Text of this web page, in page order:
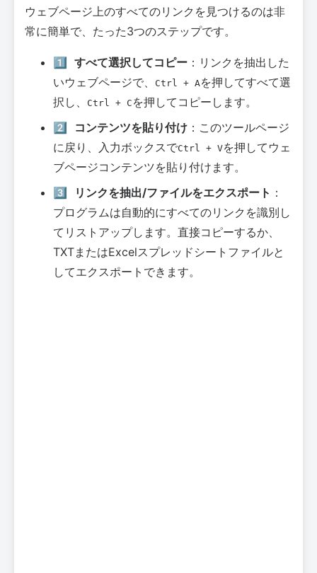
ウェブページ上のすべてのリンクを見つけるのは非
常に簡単で、たった3つのステップです。
1️⃣ すべて選択してコピー ：リンクを抽出した
いウェブページで、
Ctrl + A を押してすべて選
択し、
Ctrl + C を押してコピーします。
2️⃣
コンテンツを貼り付け ：このツールページ
に戻り、入力ボックスでCtrl + Vを押してウェ
ブページコンテンツを貼り付けます。
3️⃣
リンクを抽出/ファイルをエクスポート ：
プログラムは自動的にすべてのリンクを識別し
てリストアップします。直接コピーするか、
TXTまたはExcelスプレッドシートファイルと
してエクスポートできます。